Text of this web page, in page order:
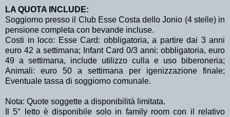
LA QUOTA INCLUDE:
Soggiorno presso il Club Esse Costa dello Jonio (4 stelle) in
pensione completa con bevande incluse.
Costi in loco: Esse Card: obbligatoria, a partire dai 3 anni
euro 42 a settimana; Infant Card 0/3 anni: obbligatoria, euro
49 a settimana, include utilizzo culla e uso biberoneria;
Animali: euro 50 a settimana per igenizzazione finale;
Eventuale tassa di soggiorno comunale.
Nota: Quote soggette a disponibilità limitata.
Il 5° letto è disponibile solo in family room con il relativo